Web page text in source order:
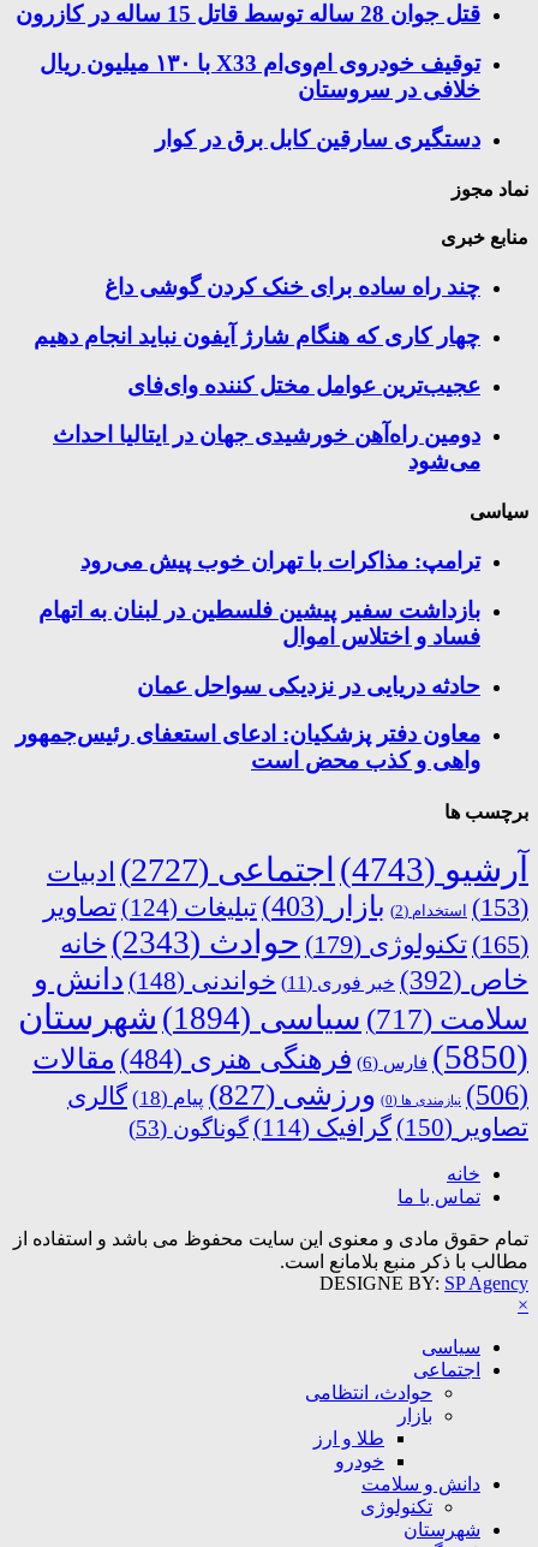
قتل جوان 28 ساله توسط قاتل 15 ساله در کازرون
توقیف خودروی ام‌وی‌ام X33 با ۱۳۰ میلیون ریال
خلافی در سروستان
دستگیری سارقین کابل برق در کوار
نماد مجوز
منابع خبری
چند راه‌ ساده برای خنک کردن گوشی داغ
چهار کاری که هنگام شارژ آیفون نباید انجام دهیم
عجیب‌ترین عوامل مختل کننده وای‌فای
دومین راه‌آهن خورشیدی جهان در ایتالیا احداث
می‌شود
سیاسی
ترامپ: مذاکرات با تهران خوب پیش می‌رود
بازداشت سفیر پیشین فلسطین در لبنان به اتهام
فساد و اختلاس اموال
حادثه دریایی در نزدیکی سواحل عمان
معاون دفتر پزشکیان: ادعای استعفای رئیس‌جمهور
واهی و کذب محض است
برچسب ها
آرشیو (4743) اجتماعی (2727)
ادبیات
(153)
استخدام (2) بازار (403) تبلیغات (124)
تصاویر
(165)
تکنولوژی (179) حوادث (2343)
خانه
خاص (392) خبر فوری (11) خواندنی (148)
دانش و
سلامت (717) سیاسی (1894)
شهرستان
(5850)
فارس (6) فرهنگی هنری (484)
مقالات
(506)
نیازمندی ها (0) ورزشی (827) پیام (18)
گالری
تصاویر (150) گرافیک (114) گوناگون (53)
خانه
تماس با ما
تمام حقوق مادی و معنوی این سایت محفوظ می باشد و استفاده از
مطالب با ذکر منبع بلامانع است.
DESIGNE BY: SP Agency
×
سیاسی
اجتماعی
حوادث، انتظامی
بازار
طلا و ارز
خودرو
دانش و سلامت
تکنولوژی
شهرستان